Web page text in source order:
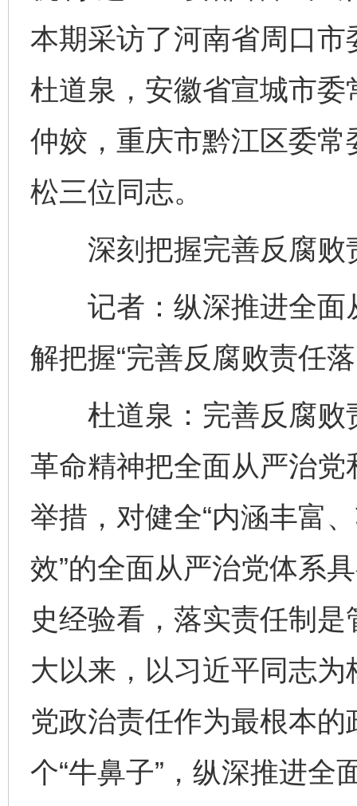
本期采访了河南省周口
杜道泉，安徽省宣城市
仲姣，重庆市黔江区委
松三位同志。
深刻把握完善反腐败
记者：纵深推进全面
解把握“完善反腐败责任
杜道泉：完善反腐败
革命精神把全面从严治
举措，对健全“内涵丰富
效”的全面从严治党体系
史经验看，落实责任制
大以来，以习近平同志
党政治责任作为最根本
个“牛鼻子”，纵深推进全